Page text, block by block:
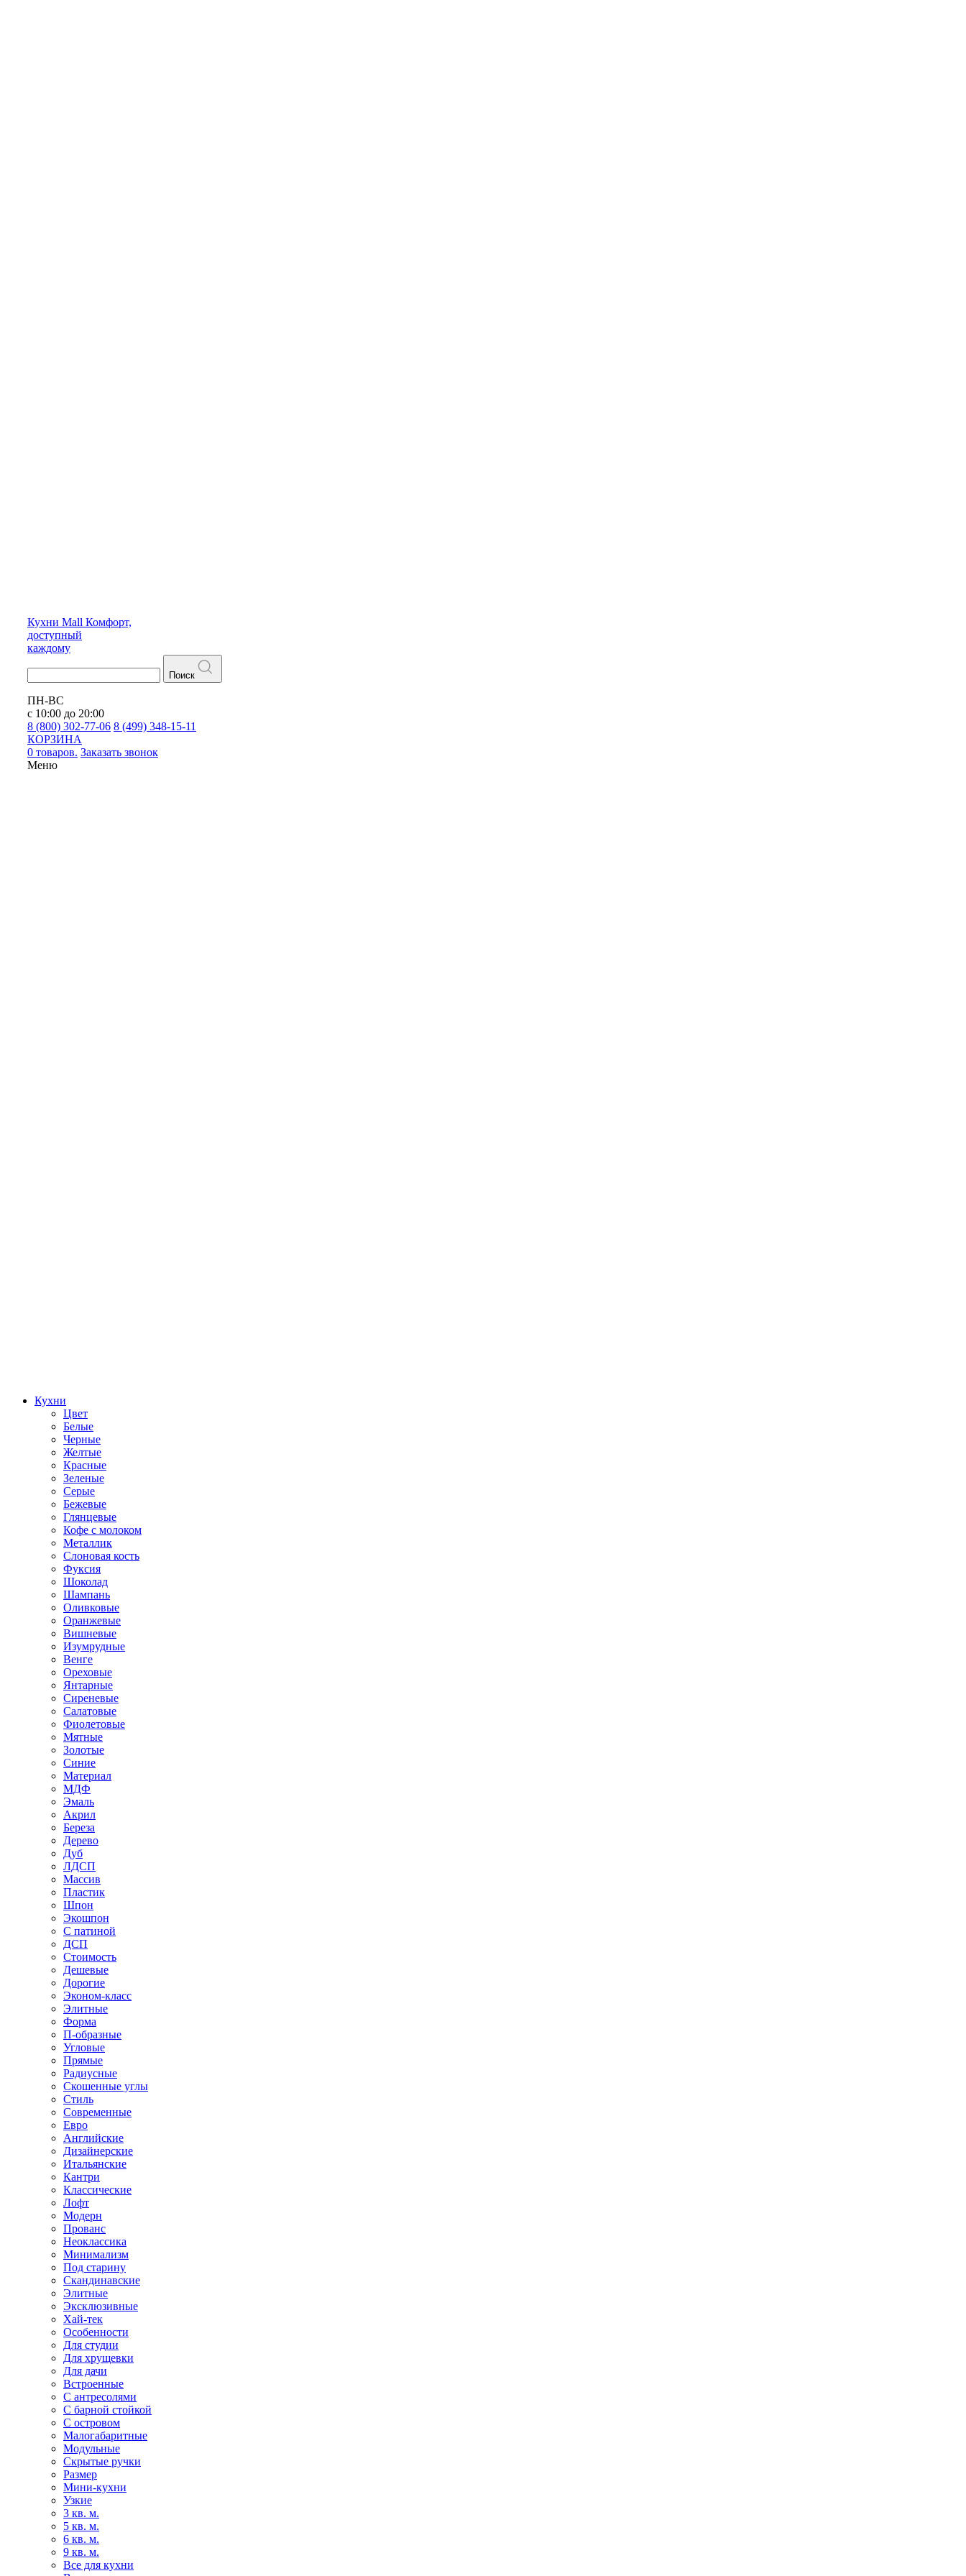
Кухни Mall Комфорт,
доступный
каждому
Поиск
ПН-ВС
с 10:00 до 20:00
8 (800) 302-77-06 8 (499) 348-15-11
КОРЗИНА
0 товаров. Заказать звонок
Меню
Кухни
Цвет
Белые
Черные
Желтые
Красные
Зеленые
Серые
Бежевые
Глянцевые
Кофе с молоком
Металлик
Слоновая кость
Фуксия
Шоколад
Шампань
Оливковые
Оранжевые
Вишневые
Изумрудные
Венге
Ореховые
Янтарные
Сиреневые
Салатовые
Фиолетовые
Мятные
Золотые
Синие
Материал
МДФ
Эмаль
Акрил
Береза
Дерево
Дуб
ЛДСП
Массив
Пластик
Шпон
Экошпон
С патиной
ДСП
Стоимость
Дешевые
Дорогие
Эконом-класс
Элитные
Форма
П-образные
Угловые
Прямые
Радиусные
Скошенные углы
Стиль
Современные
Евро
Английские
Дизайнерские
Итальянские
Кантри
Классические
Лофт
Модерн
Прованс
Неоклассика
Минимализм
Под старину
Скандинавские
Элитные
Эксклюзивные
Хай-тек
Особенности
Для студии
Для хрущевки
Для дачи
Встроенные
С антресолями
С барной стойкой
С островом
Малогабаритные
Модульные
Скрытые ручки
Размер
Мини-кухни
Узкие
3 кв. м.
5 кв. м.
6 кв. м.
9 кв. м.
Все для кухни